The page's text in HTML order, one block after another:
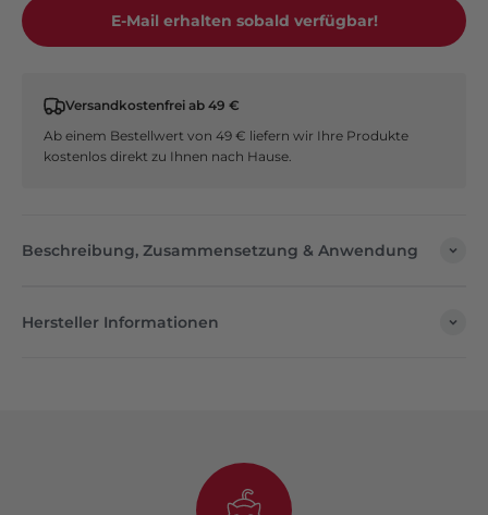
E-Mail erhalten sobald verfügbar!
Versandkostenfrei ab 49 €
Ab einem Bestellwert von 49 € liefern wir Ihre Produkte
kostenlos direkt zu Ihnen nach Hause.
Beschreibung, Zusammensetzung & Anwendung
Hersteller Informationen